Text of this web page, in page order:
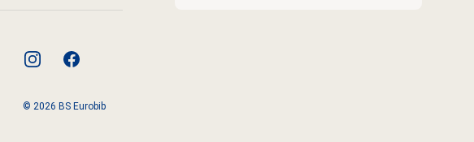
instagramfacebook
© 2026 BS Eurobib